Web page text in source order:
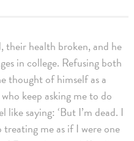
their health broken, and he
in college. Refusing both
thought of himself as a
keep asking me to do
saying: ‘But I’m dead. I
me as if I were one